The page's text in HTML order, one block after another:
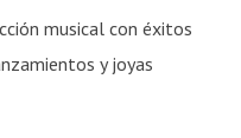
musical con éxitos
y joyas